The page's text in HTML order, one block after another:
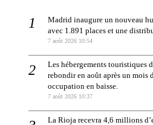
Madrid inaugure un nouveau
avec 1.891 places et une
7 août 2026 10:54
Les hébergements touristiques
rebondir en août après un mois
occupation en baisse.
7 août 2026 10:37
La Rioja recevra 4,6 millions